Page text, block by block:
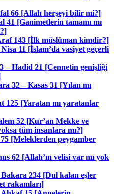
66 [Allah herşeyi bilir mi?]
41 [Ganimetlerin tamamı mı
143 [İlk müslüman kimdir?]
11 [İslam’da vasiyet geçerli
– Hadid 21 [Cennetin genişliği
32 – Kasas 31 [Yılan mı
125 [Yaratan mı yaratanlar
52 [Kur’an Mekke ve
tüm insanlara mı?]
[Meleklerden peygamber
62 [Allah’ın velisi var mı yok
234 [Dul kalan eşler
rakamları]